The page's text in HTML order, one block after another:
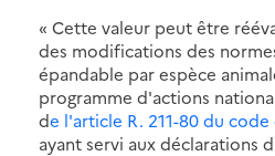
« Cette valeur peut être
des modifications des
épandable par espèce
programme d'actions
de l'article R. 211-80 du
ayant servi aux déclarations